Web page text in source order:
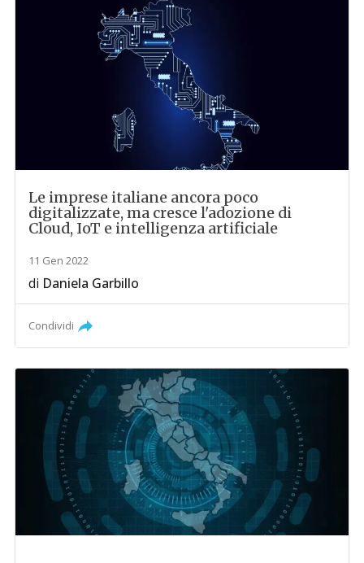
Le imprese italiane ancora poco
digitalizzate, ma cresce l'adozione di
Cloud, IoT e intelligenza artificiale
11 Gen 2022
di Daniela Garbillo
Condividi